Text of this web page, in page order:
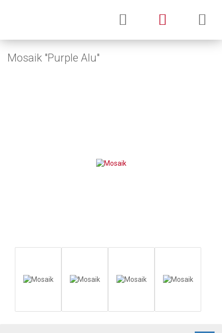
Mosaik "Purple Alu"